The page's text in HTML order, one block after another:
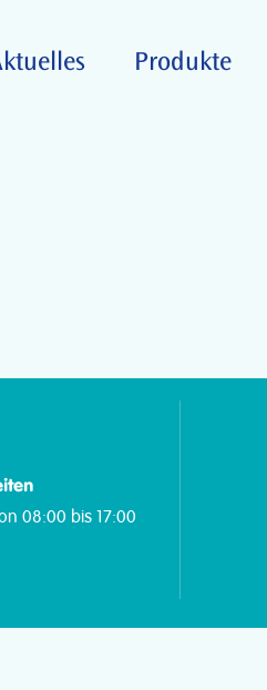
Produkte
08:00 bis 17:00